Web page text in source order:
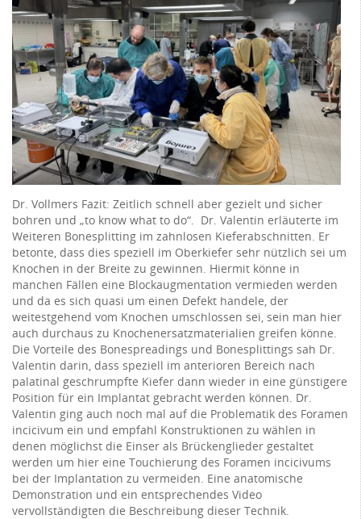
Dr. Vollmers Fazit: Zeitlich schnell aber gezielt und sicher
bohren und „to know what to do“. Dr. Valentin erläuterte im
Weiteren Bonesplitting im zahnlosen Kieferabschnitten. Er
betonte, dass dies speziell im Oberkiefer sehr nützlich sei um
Knochen in der Breite zu gewinnen. Hiermit könne in
manchen Fällen eine Blockaugmentation vermieden werden
und da es sich quasi um einen Defekt handele, der
weitestgehend vom Knochen umschlossen sei, sein man hier
auch durchaus zu Knochenersatzmaterialien greifen könne.
Die Vorteile des Bonespreadings und Bonesplittings sah Dr.
Valentin darin, dass speziell im anterioren Bereich nach
palatinal geschrumpfte Kiefer dann wieder in eine günstigere
Position für ein Implantat gebracht werden können. Dr.
Valentin ging auch noch mal auf die Problematik des Foramen
incicivum ein und empfahl Konstruktionen zu wählen in
denen möglichst die Einser als Brückenglieder gestaltet
werden um hier eine Touchierung des Foramen incicivums
bei der Implantation zu vermeiden. Eine anatomische
Demonstration und ein entsprechendes Video
vervollständigten die Beschreibung dieser Technik.